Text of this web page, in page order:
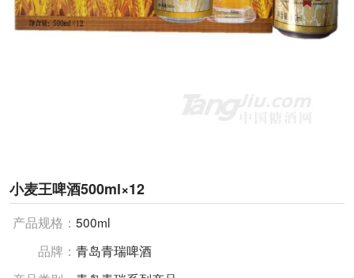
小麦王啤酒500ml×12
产品规格： 500ml
品牌： 青岛青瑞啤酒